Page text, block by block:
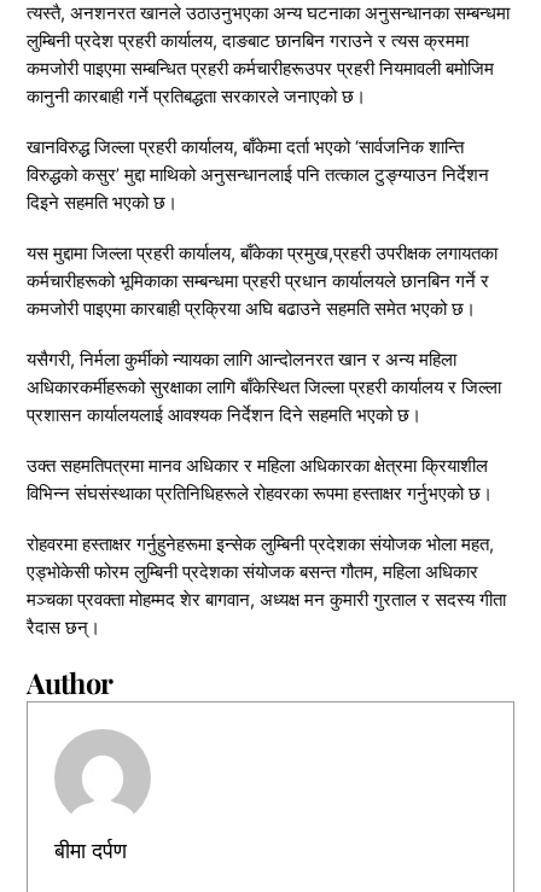
त्यस्तै, अनशनरत खानले उठाउनुभएका अन्य घटनाका अनुसन्धानका सम्बन्धमा
लुम्बिनी प्रदेश प्रहरी कार्यालय, दाङबाट छानबिन गराउने र त्यस क्रममा
कमजोरी पाइएमा सम्बन्धित प्रहरी कर्मचारीहरूउपर प्रहरी नियमावली बमोजिम
कानुनी कारबाही गर्ने प्रतिबद्धता सरकारले जनाएको छ।
खानविरुद्ध जिल्ला प्रहरी कार्यालय, बाँकेमा दर्ता भएको ‘सार्वजनिक शान्ति
विरुद्धको कसुर’ मुद्दा माथिको अनुसन्धानलाई पनि तत्काल टुङ्ग्याउन निर्देशन
दिइने सहमति भएको छ।
यस मुद्दामा जिल्ला प्रहरी कार्यालय, बाँकेका प्रमुख,प्रहरी उपरीक्षक लगायतका
कर्मचारीहरूको भूमिकाका सम्बन्धमा प्रहरी प्रधान कार्यालयले छानबिन गर्ने र
कमजोरी पाइएमा कारबाही प्रक्रिया अघि बढाउने सहमति समेत भएको छ।
​यसैगरी, निर्मला कुर्मीको न्यायका लागि आन्दोलनरत खान र अन्य महिला
अधिकारकर्मीहरूको सुरक्षाका लागि बाँकेस्थित जिल्ला प्रहरी कार्यालय र जिल्ला
प्रशासन कार्यालयलाई आवश्यक निर्देशन दिने सहमति भएको छ।
उक्त सहमतिपत्रमा मानव अधिकार र महिला अधिकारका क्षेत्रमा क्रियाशील
विभिन्न संघसंस्थाका प्रतिनिधिहरूले रोहवरका रूपमा हस्ताक्षर गर्नुभएको छ।
रोहवरमा हस्ताक्षर गर्नुहुनेहरूमा इन्सेक लुम्बिनी प्रदेशका संयोजक भोला महत,
एड्भोकेसी फोरम लुम्बिनी प्रदेशका संयोजक बसन्त गौतम, महिला अधिकार
मञ्चका प्रवक्ता मोहम्मद शेर बागवान, अध्यक्ष मन कुमारी गुरताल र सदस्य गीता
रैदास छन्।
Author
बीमा दर्पण